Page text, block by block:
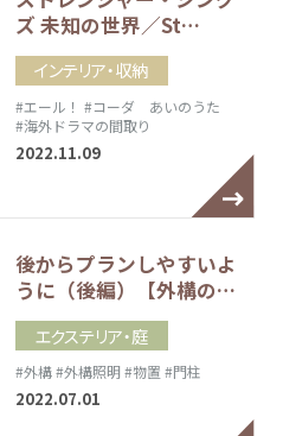
ズ 未知の世界／St…
インテリア・収納
#エール！ #コーダ あいのうた
#海外ドラマの間取り
2022.11.09
後からプランしやすいよ
うに（後編）【外構の…
エクステリア・庭
#外構#外構照明 #物置 #門柱
2022.07.01